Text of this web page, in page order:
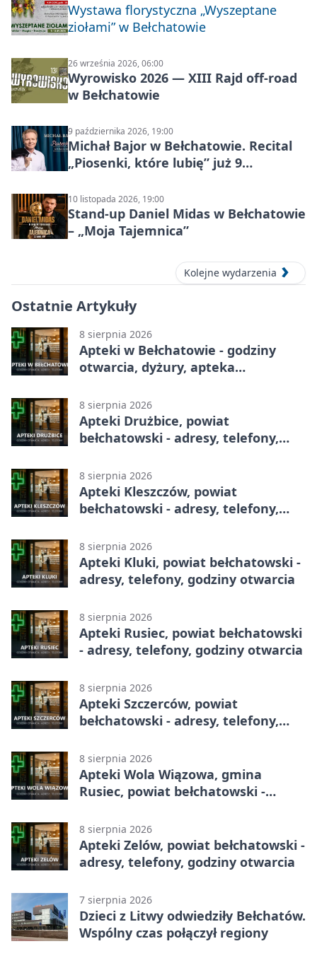
Wystawa florystyczna „Wyszeptane
ziołami” w Bełchatowie
26 września 2026, 06:00
Wyrowisko 2026 — XIII Rajd off‑road
w Bełchatowie
9 października 2026, 19:00
Michał Bajor w Bełchatowie. Recital
„Piosenki, które lubię” już 9
10 listopada 2026, 19:00
Stand-up Daniel Midas w Bełchatowie
– „Moja Tajemnica”
Kolejne wydarzenia
Ostatnie Artykuły
8 sierpnia 2026
Apteki w Bełchatowie - godziny
otwarcia, dyżury, apteka
8 sierpnia 2026
Apteki Drużbice, powiat
bełchatowski - adresy, telefony,
8 sierpnia 2026
Apteki Kleszczów, powiat
bełchatowski - adresy, telefony,
8 sierpnia 2026
Apteki Kluki, powiat bełchatowski -
adresy, telefony, godziny otwarcia
8 sierpnia 2026
Apteki Rusiec, powiat bełchatowski
- adresy, telefony, godziny otwarcia
8 sierpnia 2026
Apteki Szczerców, powiat
bełchatowski - adresy, telefony,
8 sierpnia 2026
Apteki Wola Wiązowa, gmina
Rusiec, powiat bełchatowski -
8 sierpnia 2026
Apteki Zelów, powiat bełchatowski -
adresy, telefony, godziny otwarcia
7 sierpnia 2026
Dzieci z Litwy odwiedziły Bełchatów.
Wspólny czas połączył regiony